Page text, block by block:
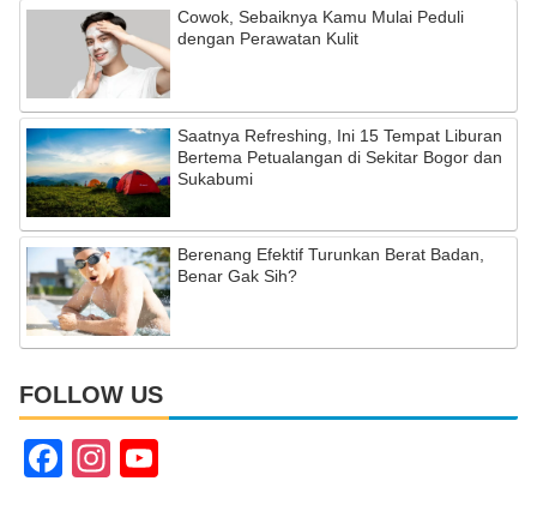
Cowok, Sebaiknya Kamu Mulai Peduli
dengan Perawatan Kulit
Saatnya Refreshing, Ini 15 Tempat Liburan
Bertema Petualangan di Sekitar Bogor dan
Sukabumi
Berenang Efektif Turunkan Berat Badan,
Benar Gak Sih?
FOLLOW US
F
In